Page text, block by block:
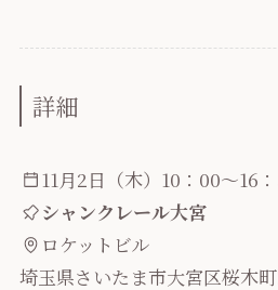
詳細
11月2日（木）10：00～16
シャンクレール大宮
ロケットビル
埼玉県さいたま市大宮区桜木